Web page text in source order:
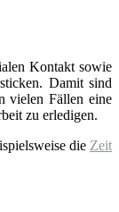
Kontakt sowie
Damit sind
vielen Fällen eine
zu erledigen.
die Zeit